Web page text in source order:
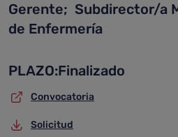
Gerente; Subdirector/a
de Enfermería
PLAZO:Finalizado
Convocatoria
Solicitud